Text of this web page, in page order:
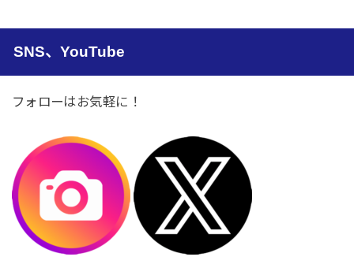
SNS、YouTube
フォローはお気軽に！